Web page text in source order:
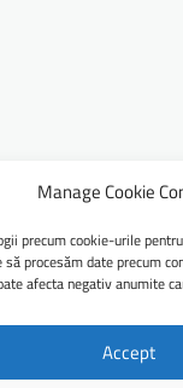
Manage Cookie
precum cookie-urile
procesăm date precum
afecta negativ anumite
Accept